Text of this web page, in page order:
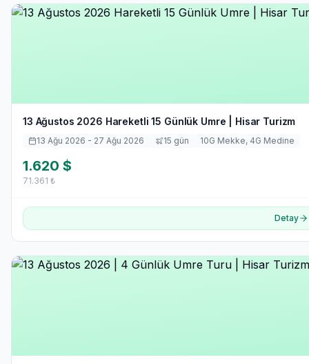
13 Ağustos 2026 Hareketli 15 Günlük Umre | Hisar Turizm
13 Ağu 2026 - 27 Ağu 2026 15 gün 10G Mekke, 4G Medine
1.620 $
71.361 ₺
Detay